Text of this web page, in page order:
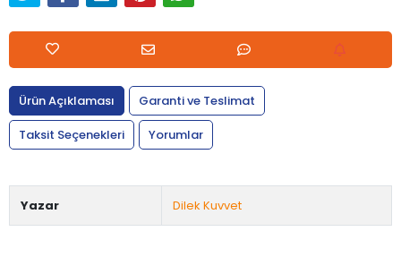
Ürün Açıklaması
Garanti ve Teslimat
Taksit Seçenekleri
Yorumlar
Yazar Dilek Kuvvet